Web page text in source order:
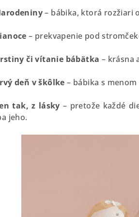
– bábika, ktorá rozžiari
– prekvapenie pod
či vítanie bábätka – krásna
deň v škôlke – bábika s
tak, z lásky – pretože každé
jeho.